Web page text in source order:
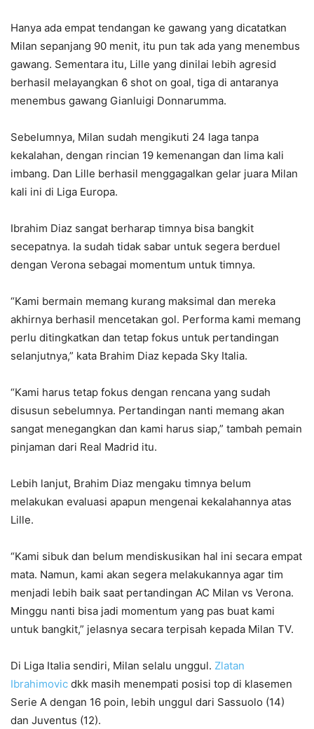
Hanya ada empat tendangan ke gawang yang dicatatkan
Milan sepanjang 90 menit, itu pun tak ada yang menembus
gawang. Sementara itu, Lille yang dinilai lebih agresid
berhasil melayangkan 6 shot on goal, tiga di antaranya
menembus gawang Gianluigi Donnarumma.
Sebelumnya, Milan sudah mengikuti 24 laga tanpa
kekalahan, dengan rincian 19 kemenangan dan lima kali
imbang. Dan Lille berhasil menggagalkan gelar juara Milan
kali ini di Liga Europa.
Ibrahim Diaz sangat berharap timnya bisa bangkit
secepatnya. Ia sudah tidak sabar untuk segera berduel
dengan Verona sebagai momentum untuk timnya.
“Kami bermain memang kurang maksimal dan mereka
akhirnya berhasil mencetakan gol. Performa kami memang
perlu ditingkatkan dan tetap fokus untuk pertandingan
selanjutnya,” kata Brahim Diaz kepada Sky Italia.
“Kami harus tetap fokus dengan rencana yang sudah
disusun sebelumnya. Pertandingan nanti memang akan
sangat menegangkan dan kami harus siap,” tambah pemain
pinjaman dari Real Madrid itu.
Lebih lanjut, Brahim Diaz mengaku timnya belum
melakukan evaluasi apapun mengenai kekalahannya atas
Lille.
“Kami sibuk dan belum mendiskusikan hal ini secara empat
mata. Namun, kami akan segera melakukannya agar tim
menjadi lebih baik saat pertandingan AC Milan vs Verona.
Minggu nanti bisa jadi momentum yang pas buat kami
untuk bangkit,” jelasnya secara terpisah kepada Milan TV.
Di Liga Italia sendiri, Milan selalu unggul. Zlatan
Ibrahimovic dkk masih menempati posisi top di klasemen
Serie A dengan 16 poin, lebih unggul dari Sassuolo (14)
dan Juventus (12).